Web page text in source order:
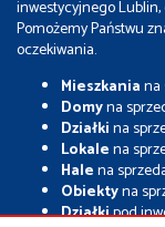
inwestycyjnego
Pomożemy Państwu
oczekiwania.
Mieszkaniana
Domyna
Działkina
Lokalena
Halena
Obiektyna
Działkipod